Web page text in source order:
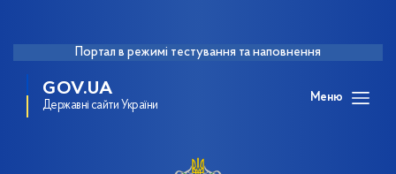
Портал в режимі тестування та наповнення
GOV.UA
Державні сайти України
Меню